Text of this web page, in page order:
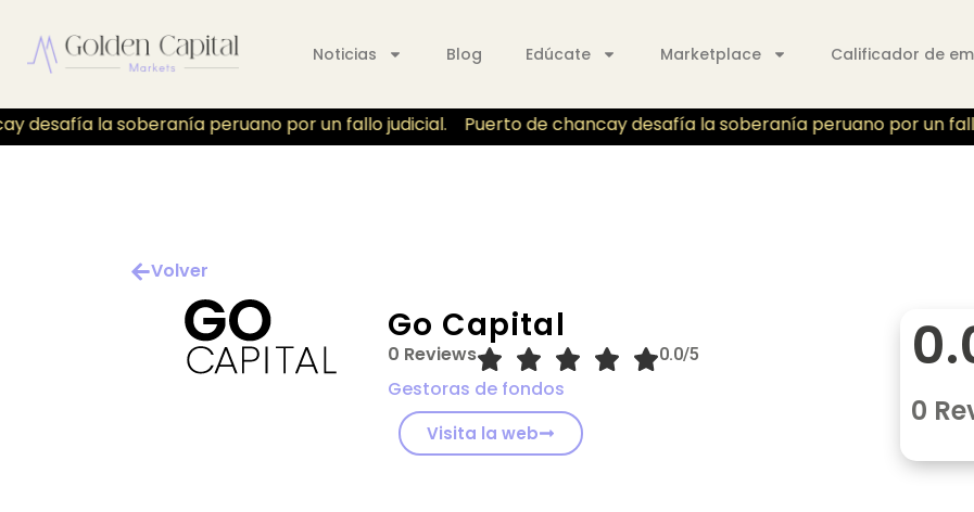
Noticias Blog Edúcate Marketplace Calificador de
desafía la soberanía peruano por un fallo judicial. Puerto de chancay desafía la soberanía peruano por un
Volver
Go Capital
0 Reviews 0.0/5
Gestoras de fondos
Visita la web
0